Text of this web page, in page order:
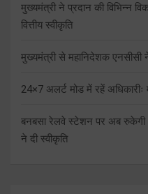
मुख्यमंत्री ने प्रदान की विभिन्न
वित्तीय स्वीकृति
मुख्यमंत्री से महानिदेशक एनसीसी
24×7 अलर्ट मोड में रहें
बनबसा रेलवे स्टेशन पर अब
ने दी स्वीकृति